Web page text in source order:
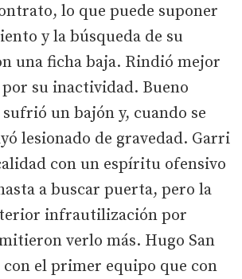
lo que puede suponer
y la búsqueda de su
una ficha baja. Rindió mejor
su inactividad. Bueno
un bajón y, cuando se
lesionado de gravedad. Garri
con un espíritu ofensivo
a buscar puerta, pero la
infrautilización por
verlo más. Hugo San
el primer equipo que con